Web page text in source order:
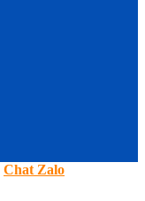
Chat Zalo